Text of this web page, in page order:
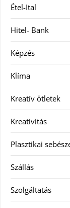
Étel-Ital
Hitel- Bank
Képzés
Klíma
Kreatív ötletek
Kreativitás
Plasztikai
Szállás
Szolgáltatás